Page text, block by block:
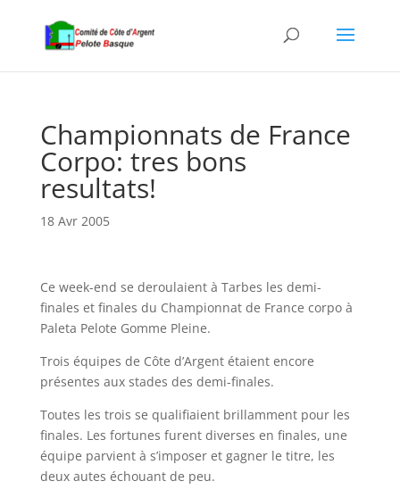
Championnats de France
Corpo: tres bons
resultats!
18 Avr 2005
Ce week-end se deroulaient à Tarbes les demi-
finales et finales du Championnat de France corpo à
Paleta Pelote Gomme Pleine.
Trois équipes de Côte d’Argent étaient encore
présentes aux stades des demi-finales.
Toutes les trois se qualifiaient brillamment pour les
finales. Les fortunes furent diverses en finales, une
équipe parvient à s’imposer et gagner le titre, les
deux autes échouant de peu.